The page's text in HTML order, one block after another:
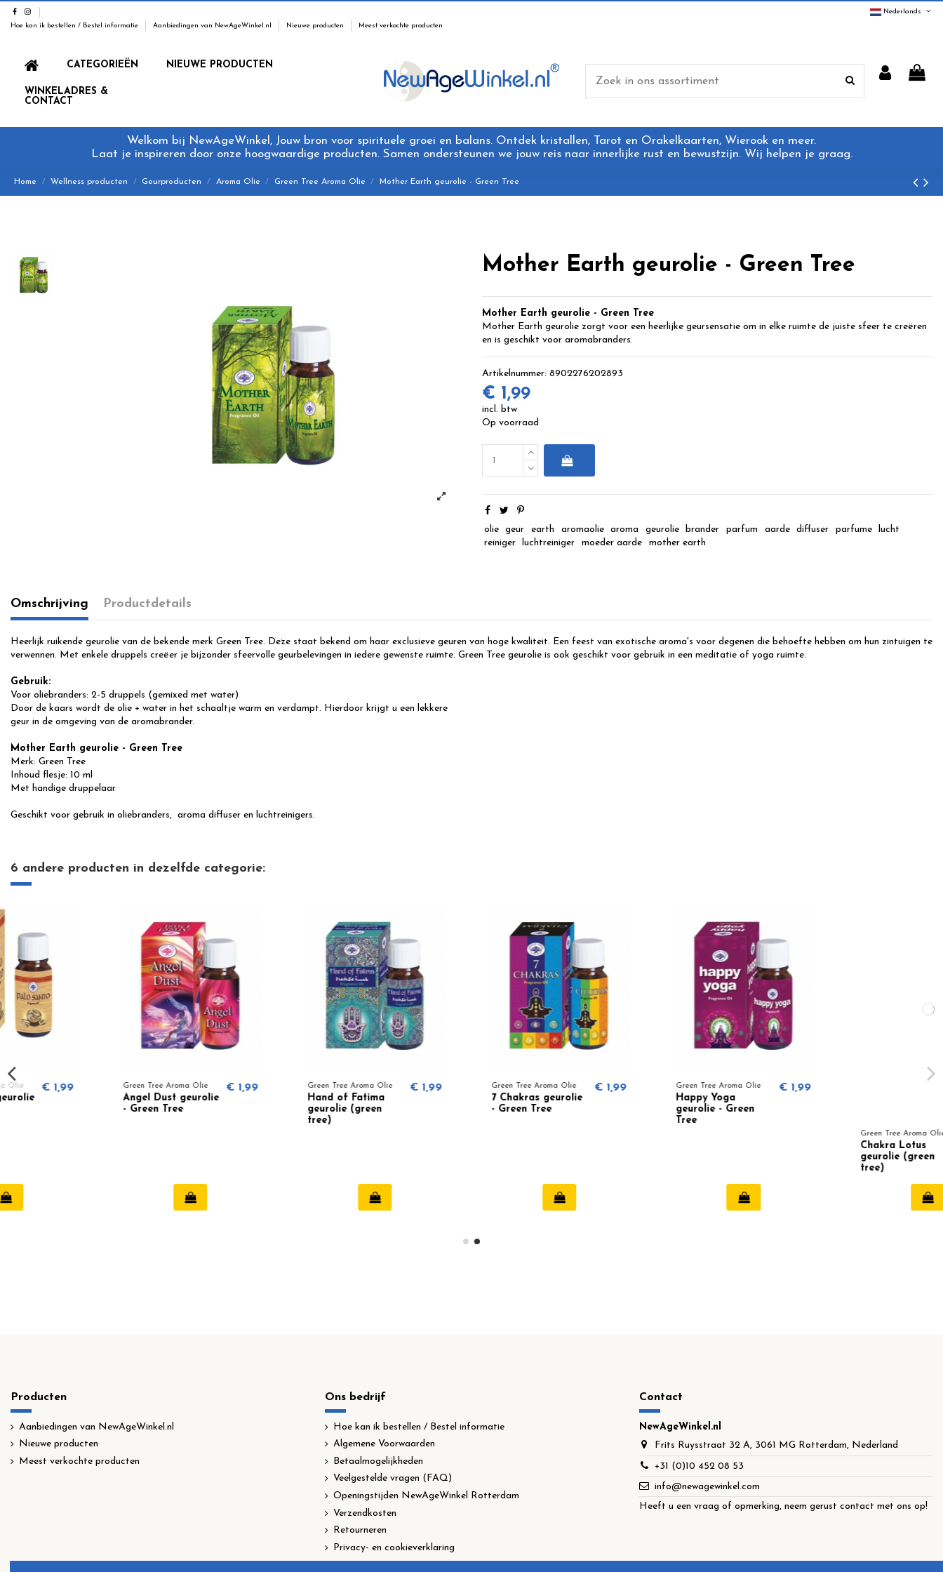
Hoe kan ik bestellen / Bestel informatie Aanbiedingen van NewAgeWinkel.nl Nieuwe producten Meest verkochte producten
Nederlands
CATEGORIEËN NIEUWE PRODUCTEN
WINKELADRES &
CONTACT
Welkom bij NewAgeWinkel, Jouw bron voor spirituele groei en balans. Ontdek kristallen, Tarot en Orakelkaarten, Wierook en meer.
Laat je inspireren door onze hoogwaardige producten. Samen ondersteunen we jouw reis naar innerlijke rust en bewustzijn. Wij helpen je graag.
Home Wellness producten Geurproducten Aroma Olie Green Tree Aroma Olie Mother Earth geurolie - Green Tree
Mother Earth geurolie - Green Tree
Mother Earth geurolie - Green Tree
Mother Earth geurolie zorgt voor een heerlijke geursensatie om in elke ruimte de juiste sfeer te creëren
en is geschikt voor aromabranders.
Artikelnummer: 8902276202893
€ 1,99
incl. btw
Op voorraad
olie geur earth aromaolie aroma geurolie brander parfum aarde diffuser parfume
lucht
reiniger
luchtreiniger moeder aarde mother earth
Omschrijving Productdetails
Heerlijk ruikende geurolie van de bekende merk Green Tree. Deze staat bekend om haar exclusieve geuren van hoge kwaliteit. Een feest van exotische aroma's voor degenen die behoefte hebben om hun zintuigen te
verwennen. Met enkele druppels creëer je bijzonder sfeervolle geurbelevingen in iedere gewenste ruimte. Green Tree geurolie is ook geschikt voor gebruik in een meditatie of yoga ruimte.
Gebruik:
Voor oliebranders: 2-5 druppels (gemixed met water)
Door de kaars wordt de olie + water in het schaaltje warm en verdampt. Hierdoor krijgt u een lekkere
geur in de omgeving van de aromabrander.
Mother Earth geurolie - Green Tree
Merk: Green Tree
Inhoud flesje: 10 ml
Met handige druppelaar
Geschikt voor gebruik in oliebranders, aroma diffuser en luchtreinigers.
6 andere producten in dezelfde categorie:
Green Tree Aroma Olie
Angel Dust geurolie
€ 1,99 Green Tree Aroma Olie
Hand of Fatima
€ 1,99 Green Tree Aroma Olie
7 Chakras geurolie
€ 1,99 Green Tree Aroma Olie € 1,99
€ 1,99
Producten
Aanbiedingen van NewAgeWinkel.nl
Nieuwe producten
Meest verkochte producten
Ons bedrijf
Hoe kan ik bestellen / Bestel informatie
Algemene Voorwaarden
Betaalmogelijkheden
Veelgestelde vragen (FAQ)
Openingstijden NewAgeWinkel Rotterdam
Verzendkosten
Retourneren
Privacy- en cookieverklaring
Contact
NewAgeWinkel.nl
Frits Ruysstraat 32 A, 3061 MG Rotterdam, Nederland
+31 (0)10 452 08 53
info@newagewinkel.com
Heeft u een vraag of opmerking, neem gerust contact met ons op!